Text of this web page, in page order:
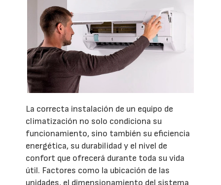
La correcta instalación de un equipo de
climatización no solo condiciona su
funcionamiento, sino también su eficiencia
energética, su durabilidad y el nivel de
confort que ofrecerá durante toda su vida
útil. Factores como la ubicación de las